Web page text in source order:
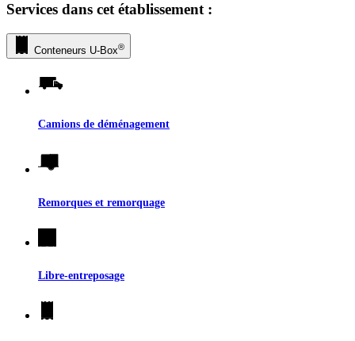
Services dans cet établissement :
Conteneurs U-Box®
Camions de déménagement
Remorques et remorquage
Libre-entreposage